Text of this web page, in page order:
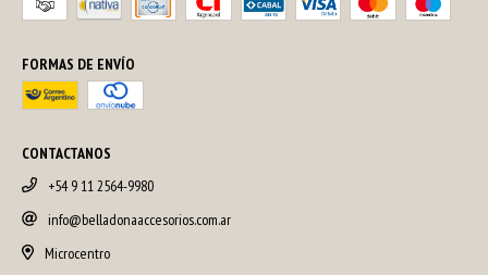
FORMAS DE ENVÍO
CONTACTANOS
+54 9 11 2564-9980
info@belladonaaccesorios.com.ar
Microcentro